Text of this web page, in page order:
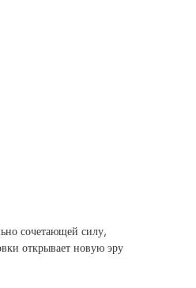
сочетающей силу,
открывает новую эру